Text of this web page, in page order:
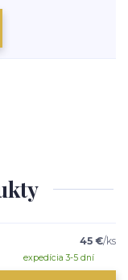
45 €/ks
expedícia 3-5 dní